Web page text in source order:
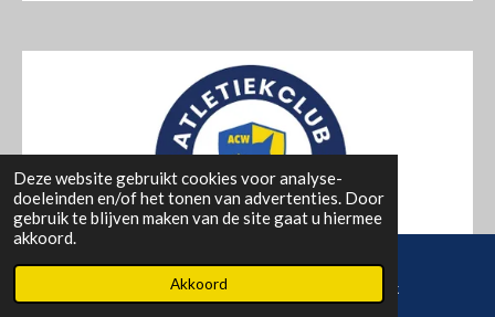
Deze website gebruikt cookies voor analyse-
doeleinden en/of het tonen van advertenties. Door
gebruik te blijven maken van de site gaat u hiermee
akkoord.
Akkoord Facebook